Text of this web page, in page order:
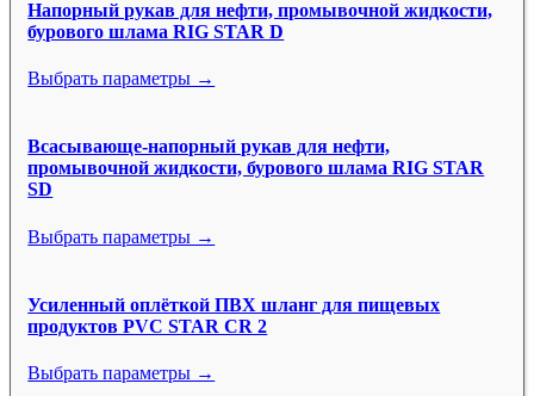
Напорный рукав для нефти, промывочной жидкости,
бурового шлама RIG STAR D
Выбрать параметры →
Всасывающе-напорный рукав для нефти,
промывочной жидкости, бурового шлама RIG STAR
SD
Выбрать параметры →
Усиленный оплёткой ПВХ шланг для пищевых
продуктов PVC STAR CR 2
Выбрать параметры →